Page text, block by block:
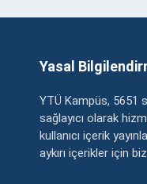
Yasal
YTÜ Kampüs, 5651
sağlayıcı olarak
kullanıcı içerik
aykırı içerikler için